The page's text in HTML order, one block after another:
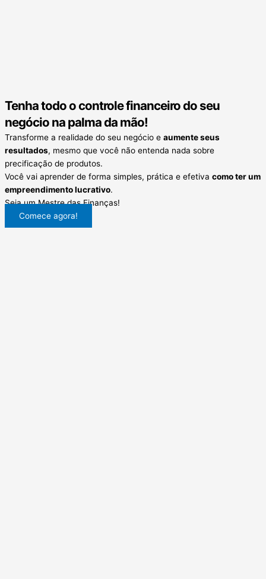
Tenha todo o controle financeiro do seu
negócio na palma da mão!
Transforme a realidade do seu negócio e aumente seus
resultados, mesmo que você não entenda nada sobre
precificação de produtos.
Você vai aprender de forma simples, prática e efetiva como ter um
empreendimento lucrativo.
Seja um Mestre das Finanças!
Comece agora!